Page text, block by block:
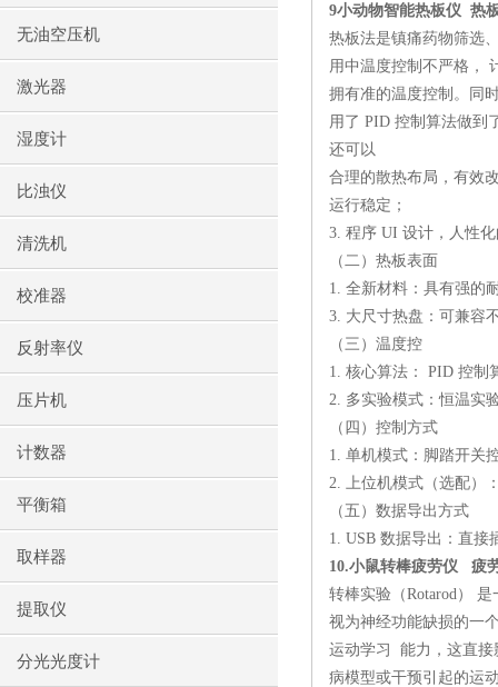
无油空压机
激光器
湿度计
比浊仪
清洗机
校准器
反射率仪
压片机
计数器
平衡箱
取样器
提取仪
分光光度计
9小动物智能热板仪 热
热板法是镇痛药物筛选
用中温度控制不严格，
拥有准的温度控制。同
用了 PID 控制算法做到
还可以
合理的散热布局，有效
运行稳定；
3. 程序 UI 设计，人性
（二）热板表面
1. 全新材料：具有强的
3. 大尺寸热盘：可兼容
（三）温度控
1. 核心算法： PID 控制
2. 多实验模式：恒温实
（四）控制方式
1. 单机模式：脚踏开关
2. 上位机模式（选配）
（五）数据导出方式
1. USB 数据导出：直接
10.小鼠转棒疲劳仪
疲
转棒实验（Rotarod） 是
视为神经功能缺损的一
运动学习
能力，这直
病模型或干预引起的运